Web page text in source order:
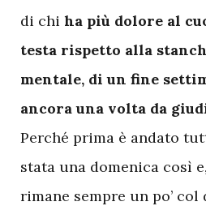
di chi ha più dolore al
testa rispetto alla
mentale, di un fine
ancora una volta da
Perché prima è andato
stata una domenica così
rimane sempre un po’ col